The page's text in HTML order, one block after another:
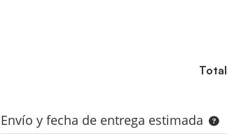
Total
Envío y fecha de entrega estimada